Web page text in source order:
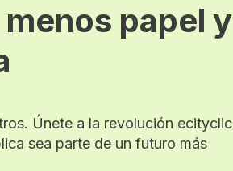
papel y
Únete a la revolución ecityclic
sea parte de un futuro más